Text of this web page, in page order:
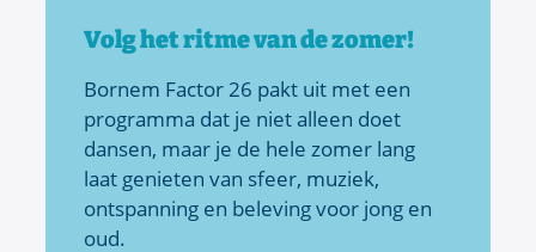
Volg het ritme van de zomer!
Bornem Factor 26 pakt uit met een
programma dat je niet alleen doet
dansen, maar je de hele zomer lang
laat genieten van sfeer, muziek,
ontspanning en beleving voor jong en
oud.